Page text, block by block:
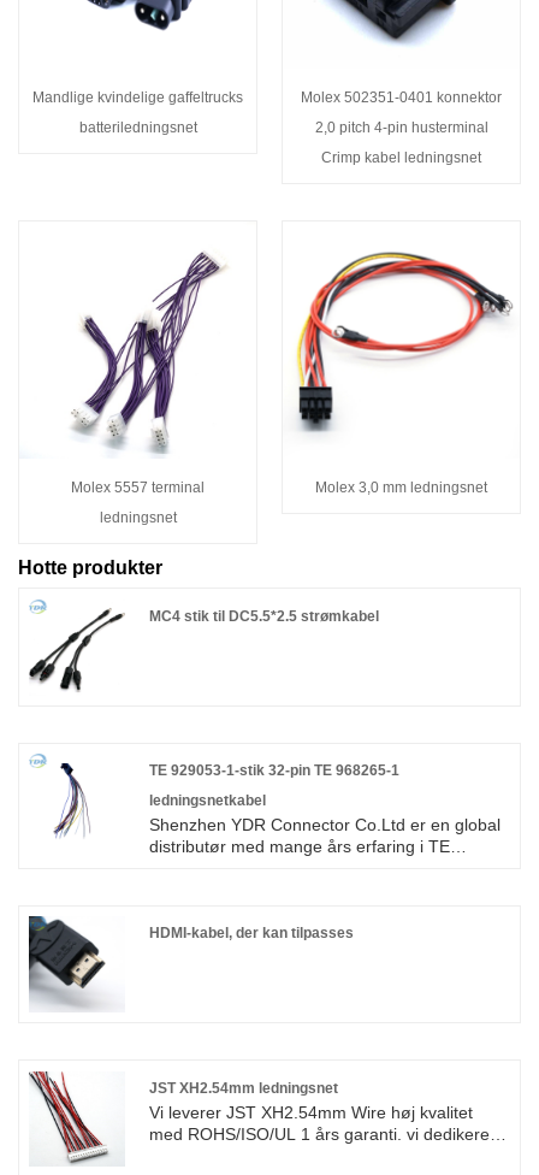
Mandlige kvindelige gaffeltrucks
batteriledningsnet
Molex 502351-0401 konnektor
2,0 pitch 4-pin husterminal
Crimp kabel ledningsnet
Molex 5557 terminal
ledningsnet
Molex 3,0 mm ledningsnet
Hotte produkter
MC4 stik til DC5.5*2.5 strømkabel
TE 929053-1-stik 32-pin TE 968265-1
ledningsnetkabel
Shenzhen YDR Connector Co.Ltd er en global
distributør med mange års erfaring i TE
HDMI-kabel, der kan tilpasses
JST XH2.54mm ledningsnet
Vi leverer JST XH2.54mm Wire høj kvalitet
med ROHS/ISO/UL 1 års garanti. vi dedikerede